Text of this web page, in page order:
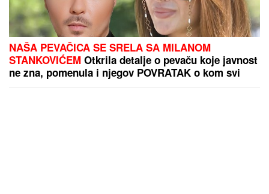
NAŠA PEVAČICA SE SRELA SA MILANOM
STANKOVIĆEM Otkrila detalje o pevaču koje javnost
ne zna, pomenula i njegov POVRATAK o kom svi